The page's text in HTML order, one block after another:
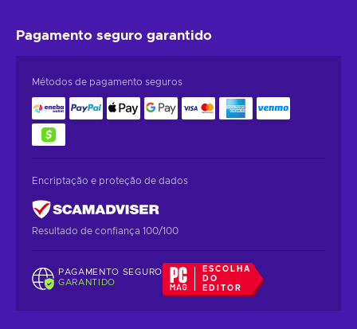
Pagamento seguro garantido
Métodos de pagamento seguros
Encriptação e proteção de dados
Resultado de confiança 100/100
PAGAMENTO SEGURO
GARANTIDO
ESCOLHA
DO
EDITOR